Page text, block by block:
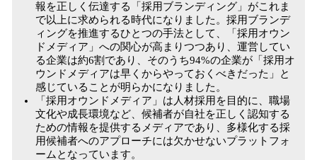
報を正しく伝達する「採用ブランディング」がこれま
で以上に求められる時代になりました。採用ブランデ
ィングを推進するひとつの手法として、「採用オウン
ドメディア」への関心が高まりつつあり、運営してい
る企業は約6割であり、そのうち94%の企業が「採用オ
ウンドメディアは早くからやっておくべきだった」と
感じていることが明らかになりました。
「採用オウンドメディア」は人材採用を目的に、職場
文化や成長環境など、候補者が自社を正しく認知する
ための情報を提供するメディアであり、多様化する採
用候補者へのアプローチには欠かせないプラットフォ
ームとなっています。